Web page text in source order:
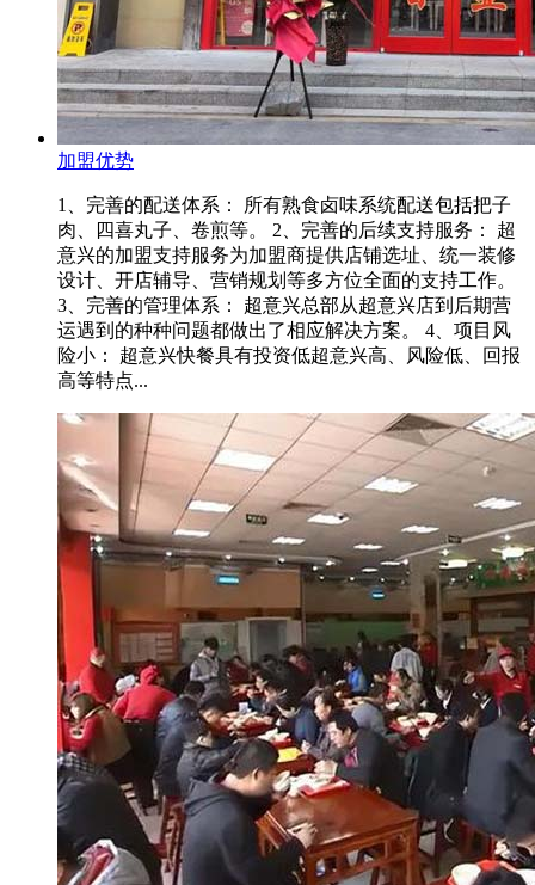
加盟优势
1、完善的配送体系： 所有熟食卤味系统配送包括把子
肉、四喜丸子、卷煎等。 2、完善的后续支持服务： 超
意兴的加盟支持服务为加盟商提供店铺选址、统一装修
设计、开店辅导、营销规划等多方位全面的支持工作。
3、完善的管理体系： 超意兴总部从超意兴店到后期营
运遇到的种种问题都做出了相应解决方案。 4、项目风
险小： 超意兴快餐具有投资低超意兴高、风险低、回报
高等特点...